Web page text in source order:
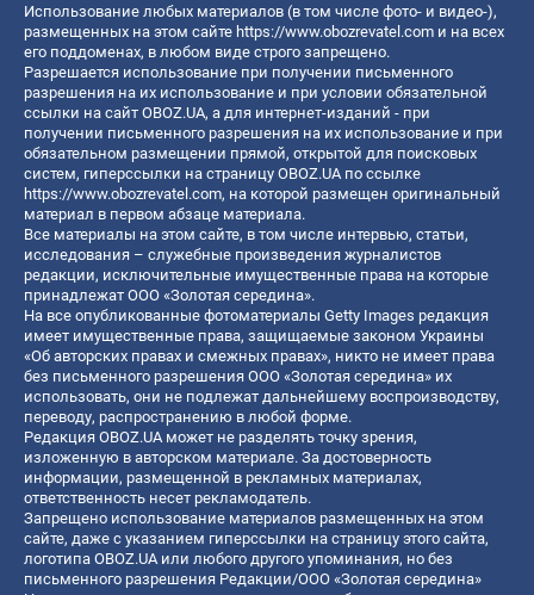
Использование любых материалов (в том числе фото- и видео-),
размещенных на этом сайте https://www.obozrevatel.com и на всех
его поддоменах, в любом виде строго запрещено.
Разрешается использование при получении письменного
разрешения на их использование и при условии обязательной
ссылки на сайт OBOZ.UA, а для интернет-изданий - при
получении письменного разрешения на их использование и при
обязательном размещении прямой, открытой для поисковых
систем, гиперссылки на страницу OBOZ.UA по ссылке
https://www.obozrevatel.com, на которой размещен оригинальный
материал в первом абзаце материала.
Все материалы на этом сайте, в том числе интервью, статьи,
исследования – служебные произведения журналистов
редакции, исключительные имущественные права на которые
принадлежат ООО «Золотая середина».
На все опубликованные фотоматериалы Getty Images редакция
имеет имущественные права, защищаемые законом Украины
«Об авторских правах и смежных правах», никто не имеет права
без письменного разрешения ООО «Золотая середина» их
использовать, они не подлежат дальнейшему воспроизводству,
переводу, распространению в любой форме.
Редакция OBOZ.UA может не разделять точку зрения,
изложенную в авторском материале. За достоверность
информации, размещенной в рекламных материалах,
ответственность несет рекламодатель.
Запрещено использование материалов размещенных на этом
сайте, даже с указанием гиперссылки на страницу этого сайта,
логотипа OBOZ.UA или любого другого упоминания, но без
письменного разрешения Редакции/ООО «Золотая середина»